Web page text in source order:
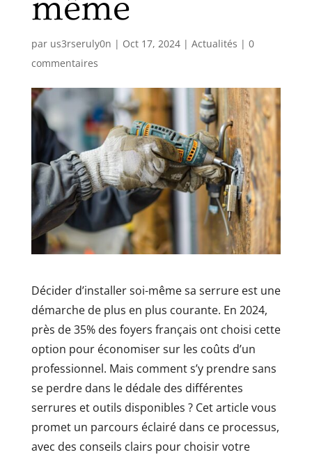
même
par us3rseruly0n | Oct 17, 2024| Actualités | 0
commentaires
Décider d’installer soi-même sa serrure est une
démarche de plus en plus courante. En 2024,
près de 35% des foyers français ont choisi cette
option pour économiser sur les coûts d’un
professionnel. Mais comment s’y prendre sans
se perdre dans le dédale des différentes
serrures et outils disponibles ? Cet article vous
promet un parcours éclairé dans ce processus,
avec des conseils clairs pour choisir votre